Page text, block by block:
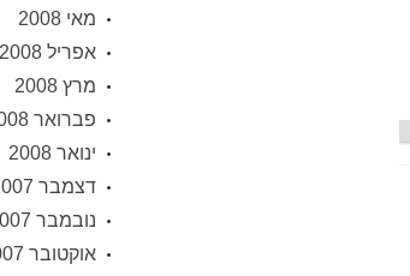
מאי 2008
אפריל 2008
מרץ 2008
פברואר 2008
ינואר 2008
דצמבר 2007
נובמבר 2007
אוקטובר 2007